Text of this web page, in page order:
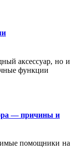
аксессуар, но и
функции
— причины и
помощники на